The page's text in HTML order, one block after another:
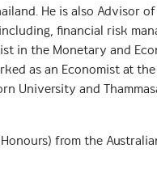
He is also Advisor
financial risk
in the Monetary and
as an Economist at
University and
from the